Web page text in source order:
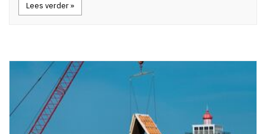
Lees verder »